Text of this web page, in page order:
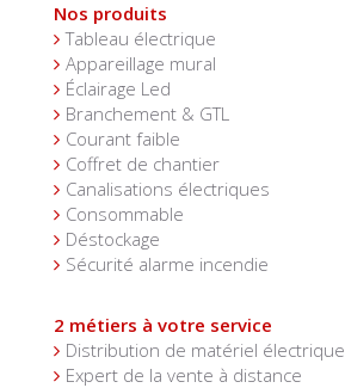
Nos produits
Tableau électrique
Appareillage mural
Éclairage Led
Branchement & GTL
Courant faible
Coffret de chantier
Canalisations électriques
Consommable
Déstockage
Sécurité alarme incendie
2 métiers à votre service
Distribution de matériel électrique
Expert de la vente à distance